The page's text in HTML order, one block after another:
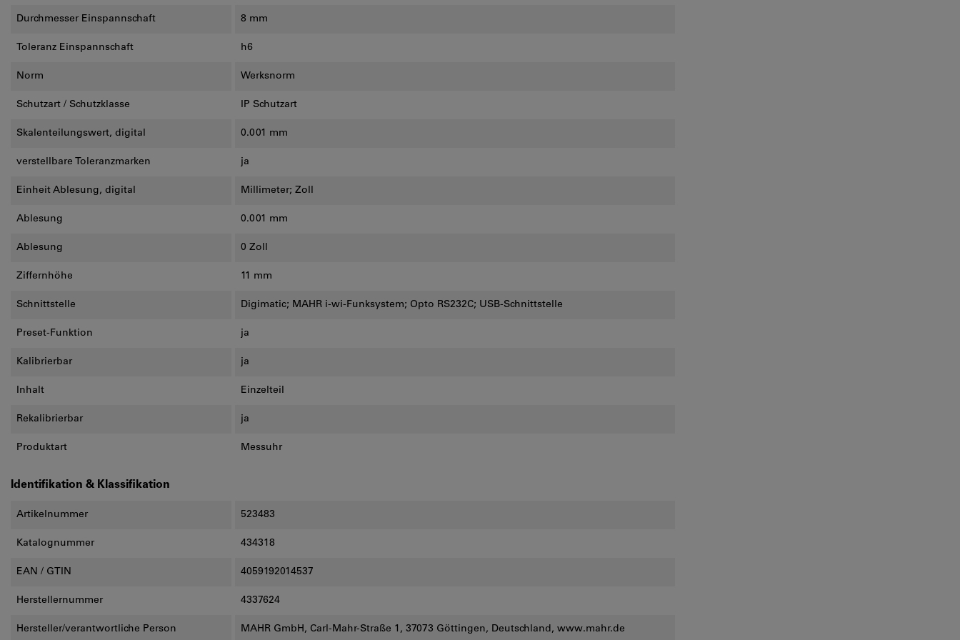
Durchmesser Einspannschaft 8 mm
Toleranz Einspannschaft h6
Norm Werksnorm
Schutzart / Schutzklasse IP Schutzart
Skalenteilungswert, digital 0.001 mm
verstellbare Toleranzmarken ja
Einheit Ablesung, digital Millimeter; Zoll
Ablesung 0.001 mm
Ablesung 0 Zoll
Ziffernhöhe 11 mm
Schnittstelle Digimatic; MAHR i-wi-Funksystem; Opto RS232C; USB-Schnittstelle
Preset-Funktion ja
Kalibrierbar ja
Inhalt Einzelteil
Rekalibrierbar ja
Produktart Messuhr
Identifikation & Klassifikation
Artikelnummer 523483
Katalognummer 434318
EAN / GTIN 4059192014537
Herstellernummer 4337624
Hersteller/verantwortliche Person MAHR GmbH, Carl-Mahr-Straße 1, 37073 Göttingen, Deutschland, www.mahr.de